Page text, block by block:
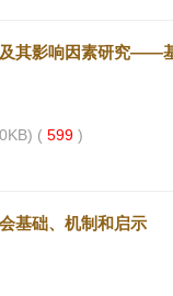
其影响因素研究——
( 599 )
基础、机制和启示